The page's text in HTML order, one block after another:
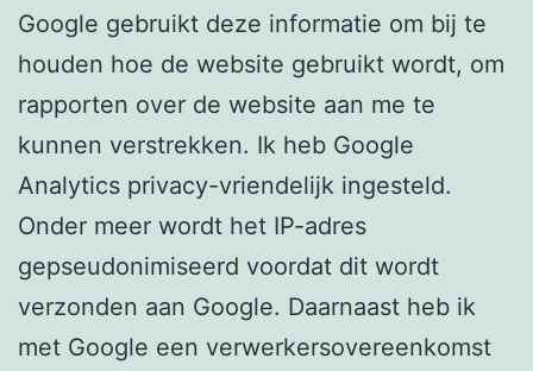
Google gebruikt deze informatie om bij te
houden hoe de website gebruikt wordt, om
rapporten over de website aan me te
kunnen verstrekken. Ik heb Google
Analytics privacy-vriendelijk ingesteld.
Onder meer wordt het IP-adres
gepseudonimiseerd voordat dit wordt
verzonden aan Google. Daarnaast heb ik
met Google een verwerkersovereenkomst